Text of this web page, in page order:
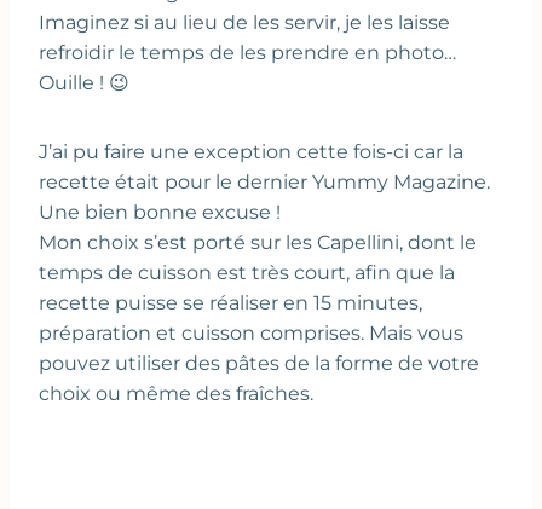
Imaginez si au lieu de les servir, je les laisse
refroidir le temps de les prendre en photo…
Ouille ! 😉
J’ai pu faire une exception cette fois-ci car la
recette était pour le dernier Yummy Magazine.
Une bien bonne excuse !
Mon choix s’est porté sur les Capellini, dont le
temps de cuisson est très court, afin que la
recette puisse se réaliser en 15 minutes,
préparation et cuisson comprises. Mais vous
pouvez utiliser des pâtes de la forme de votre
choix ou même des fraîches.